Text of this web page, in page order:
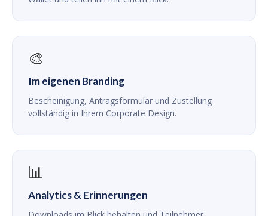
🎨
Im eigenen Branding
Bescheinigung, Antragsformular und Zustellung
vollständig in Ihrem Corporate Design.
📊
Analytics & Erinnerungen